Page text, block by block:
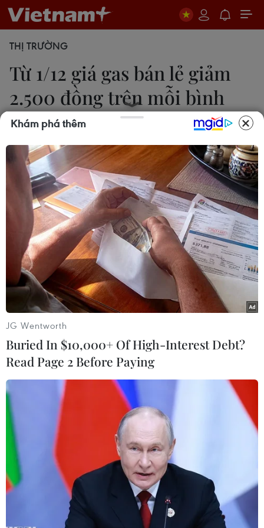
THỊ TRƯỜNG
Từ 1/12 giá gas bán lẻ giảm
2.500 đồng trên mỗi bình
12kg
30/11/2016 11:28
Từ ngày 1/12, giá gas bán lẻ đến tay người tiêu
dùng của thương hiệu Petrovietnam gas, Vtgas, SP,
Petrolimex... sẽ dao động ở mức 291.000
đồng/bình 12 kg đến 300.500 đồng/bình 12 kg.
(Ảnh minh họa: Danh Lam/TTXVN)
Chiều 30/11, các đơn vị đầu mối kinh doanh,
phân phối mặt hàng gas tại Thành phố Hồ Chí
Minh và các tỉnh, thành phố phía Nam đã công
bố giá gas tháng 12sẽ giảm 2.500 đồng/bình
Khám phá thêm
JG Wentworth
Buried In $10,000+ Of High-Interest Debt?
Read Page 2 Before Paying